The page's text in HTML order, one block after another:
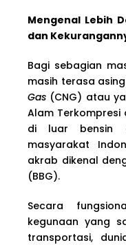
Mengenal Lebih
dan
Bagi sebagian
masih terasa
Gas (CNG) atau
Alam
di luar bensin
masyarakat
akrab dikenal
(BBG).
Secara
kegunaan yang
transportasi,